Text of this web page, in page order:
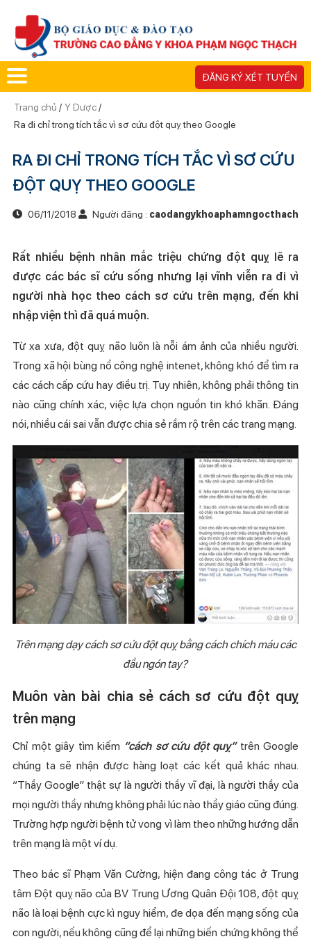
ĐĂNG KÝ XÉT TUYỂN
Trang chủ / Y Dược/
Ra đi chỉ trong tích tắc vì sơ cứu đột quỵ theo Google
RA ĐI CHỈ TRONG TÍCH TẮC VÌ SƠ CỨU
ĐỘT QUỴ THEO GOOGLE
06/11/2018 Người đăng : caodangykhoaphamngocthach
Rất nhiều bệnh nhân mắc triệu chứng đột quỵ lẽ ra
được các bác sĩ cứu sống nhưng lại vĩnh viễn ra đi vì
người nhà học theo cách sơ cứu trên mạng, đến khi
nhập viện thì đã quá muộn.
Từ xa xưa, đột quỵ não luôn là nỗi ám ảnh của nhiều người.
Trong xã hội bùng nổ công nghệ intenet, không khó để tìm ra
các cách cấp cứu hay điều trị. Tuy nhiên, không phải thông tin
nào cũng chính xác, việc lựa chọn nguồn tin khó khăn. Đáng
nói, nhiều cái sai vẫn được chia sẻ rầm rộ trên các trang mạng.
Trên mạng dạy cách sơ cứu đột quỵ bằng cách chích máu các
đầu ngón tay?
Muôn vàn bài chia sẻ cách sơ cứu đột quỵ
trên mạng
Chỉ một giây tìm kiếm “cách sơ cứu đột quỵ”trên Google
chúng ta sẽ nhận được hàng loạt các kết quả khác nhau.
“Thầy Google” thật sự là người thầy vĩ đại, là người thầy của
mọi người thầy nhưng không phải lúc nào thầy giáo cũng đúng.
Trường hợp người bệnh tử vong vì làm theo những hướng dẫn
trên mạng là một ví dụ.
Theo bác sĩ Phạm Văn Cường, hiện đang công tác ở Trung
tâm Đột quỵ não của BV Trung Ương Quân Đội 108, đột quỵ
não là loại bệnh cực kì nguy hiểm, đe dọa đến mạng sống của
con người, nếu không cũng để lại những biến chứng không thể